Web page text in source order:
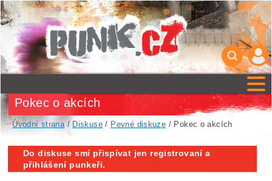
Pokec o akcích
Úvodní strana/ Diskuse / Pevné diskuze / Pokec o akcích
Do diskuse smí přispívat jen registrovaní a
přihlášení punkeři.